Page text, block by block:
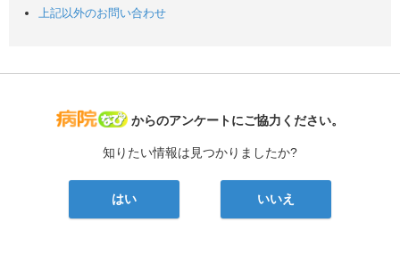
上記以外のお問い合わせ
病院なび
からのアンケートにご協力ください。
知りたい情報は見つかりましたか?
はい いいえ